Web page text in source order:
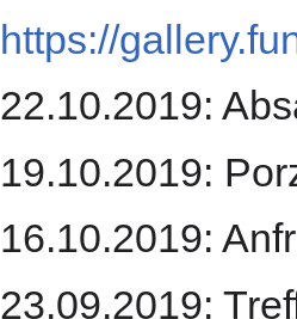
https://
22.10.2019:
19.10.2019:
16.10.2019:
23.09.2019: